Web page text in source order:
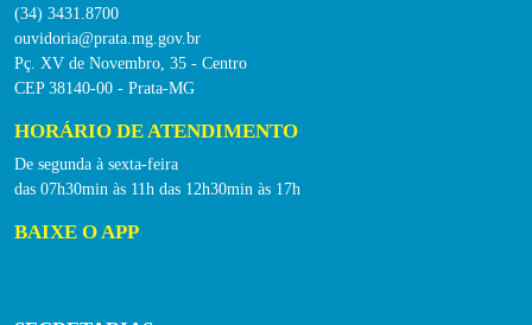
(34) 3431.8700
ouvidoria@prata.mg.gov.br
Pç. XV de Novembro, 35 - Centro
CEP 38140-00 - Prata-MG
HORÁRIO DE ATENDIMENTO
De segunda à sexta-feira
das 07h30min às 11h das 12h30min às 17h
BAIXE O APP